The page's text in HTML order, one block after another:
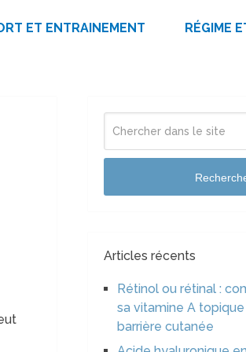
ET ENTRAINEMENT RÉGIME
Articles récents
Rétinol ou rétinal :
sa vitamine A
barrière cutanée